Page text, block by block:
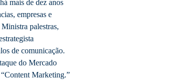
mais de dez anos
empresas e
palestras,
de comunicação.
do Mercado
Marketing.”